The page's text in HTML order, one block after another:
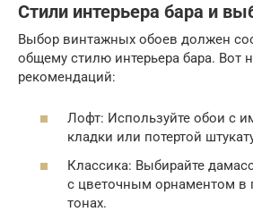
Стили интерьера бара и
Выбор винтажных обоев должен
общему стилю интерьера бара. Вот
рекомендаций:
Лофт: Используйте обои с
кладки или потертой
Классика: Выбирайте
с цветочным орнаментом в
тонах.